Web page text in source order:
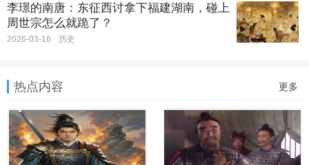
李璟的南唐：东征西讨拿下福建湖南，碰上
周世宗怎么就跪了？
2026-03-16 历史
热点内容 更多